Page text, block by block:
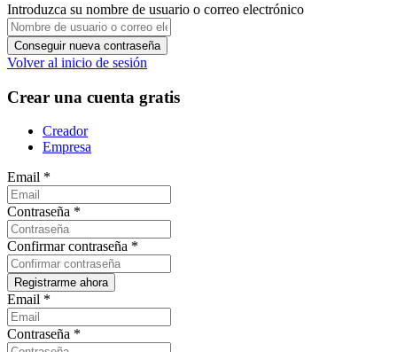
Introduzca su nombre de usuario o correo electrónico
Volver al inicio de sesión
Crear una cuenta gratis
Creador
Empresa
Email *
Contraseña *
Confirmar contraseña *
Email *
Contraseña *